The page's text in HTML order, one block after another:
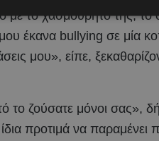
με το χασμουρητό της,
έκανα bullying σε μία
μου», είπε,
το ζούσατε μόνοι σας»,
προτιμά να παραμένει